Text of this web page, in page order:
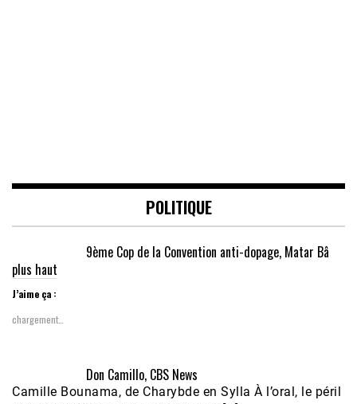
POLITIQUE
9ème Cop de la Convention anti-dopage, Matar Bâ
plus haut
J’aime ça :
chargement…
Don Camillo, CBS News
Camille Bounama, de Charybde en Sylla À l’oral, le péril